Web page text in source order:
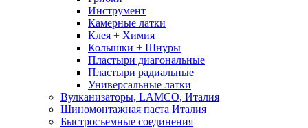
Инструмент
Камерные латки
Клея + Химия
Колышки + Шнуры
Пластыри диагональные
Пластыри радиальные
Универсальные латки
Вулканизаторы, LAMCO, Италия
Шиномонтажная паста Италия
Быстросъемные соединения